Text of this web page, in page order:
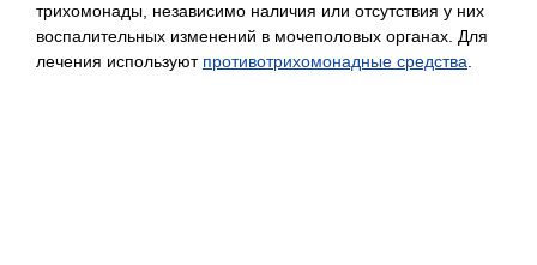
трихомонады, независимо наличия или отсутствия у них
воспалительных изменений в мочеполовых органах. Для
лечения используют противотрихомонадные средства